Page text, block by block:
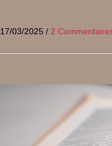
17/03/2025 / 2